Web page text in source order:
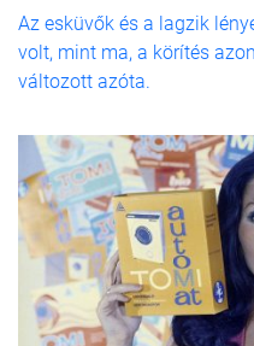
Az esküvők és a lagzik
volt, mint ma, a körítés
változott azóta.